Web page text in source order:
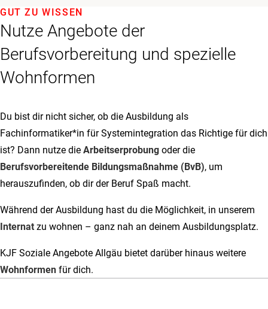
Nutze Angebote der
Berufsvorbereitung und spezielle
Wohnformen
GUT ZU WISSEN
Du bist dir nicht sicher, ob die Ausbildung als
Fachinformatiker*in für Systemintegration das Richtige für dich
ist? Dann nutze die Arbeitserprobung oder die
Berufsvorbereitende Bildungsmaßnahme (BvB), um
herauszufinden, ob dir der Beruf Spaß macht.
Während der Ausbildung hast du die Möglichkeit, in unserem
Internat zu wohnen – ganz nah an deinem Ausbildungsplatz.
KJF Soziale Angebote Allgäu bietet darüber hinaus weitere
Wohnformen für dich.